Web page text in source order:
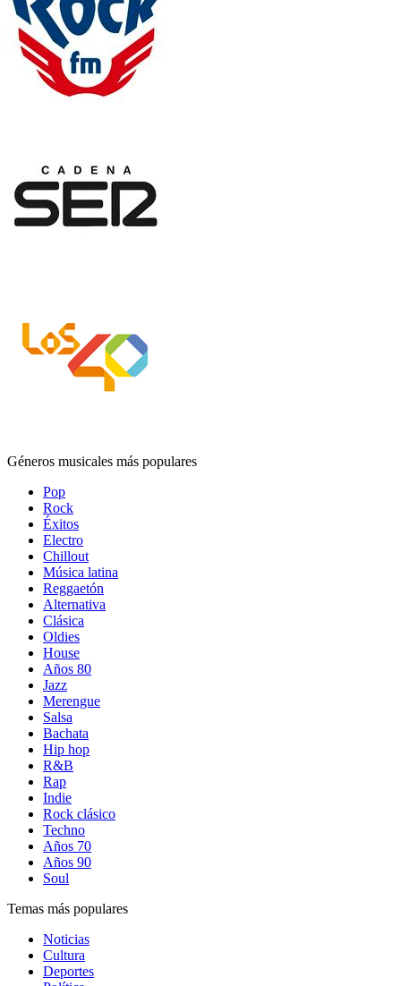
Géneros musicales más populares
Pop
Rock
Éxitos
Electro
Chillout
Música latina
Reggaetón
Alternativa
Clásica
Oldies
House
Años 80
Jazz
Merengue
Salsa
Bachata
Hip hop
R&B
Rap
Indie
Rock clásico
Techno
Años 70
Años 90
Soul
Temas más populares
Noticias
Cultura
Deportes